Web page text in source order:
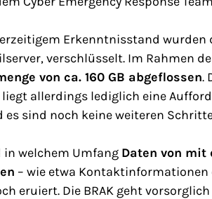
Erkenntnisstand wurden
verschlüsselt. Im Rahmen
von ca. 160 GB abgeflossen.
allerdings lediglich eine
es sind noch keine weiteren
in welchem Umfang Daten von mit
– wie etwa
eruiert. Die BRAK geht